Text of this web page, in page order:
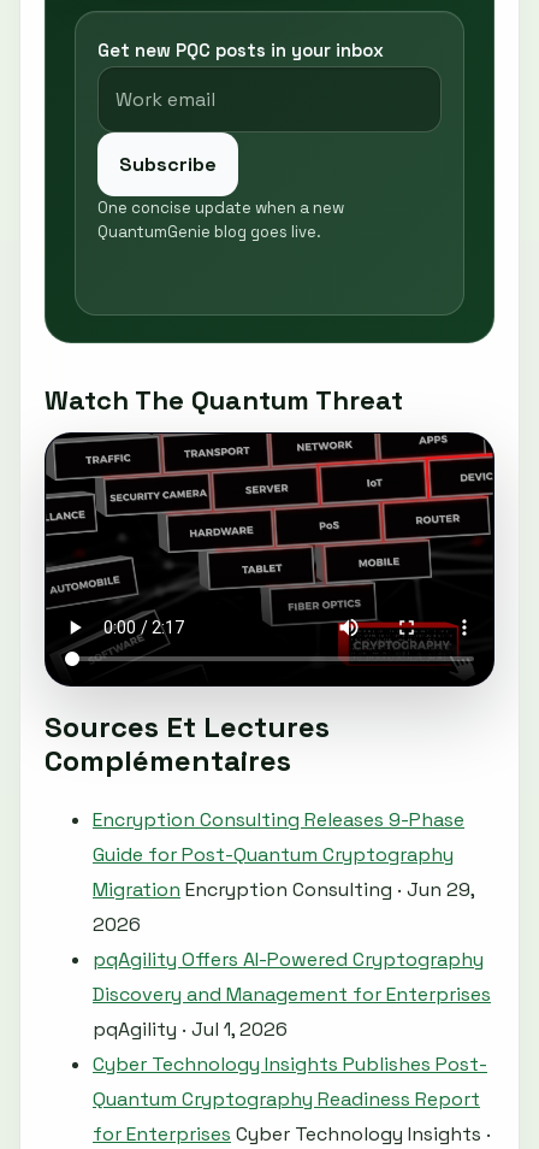
Get new PQC posts in your inbox
Subscribe
One concise update when a new
QuantumGenie blog goes live.
Watch The Quantum Threat
Sources Et Lectures
Complémentaires
Encryption Consulting Releases 9-Phase
Guide for Post-Quantum Cryptography
Migration Encryption Consulting · Jun 29,
2026
pqAgility Offers AI-Powered Cryptography
Discovery and Management for Enterprises
pqAgility · Jul 1, 2026
Cyber Technology Insights Publishes Post-
Quantum Cryptography Readiness Report
for Enterprises Cyber Technology Insights ·